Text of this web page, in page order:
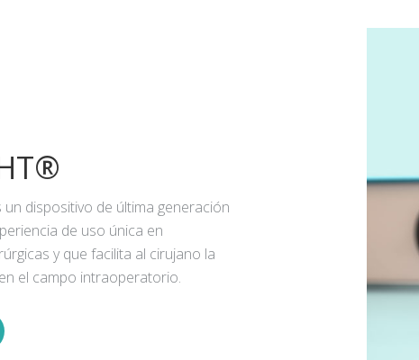
un dispositivo de última generación
de uso única en
y que facilita al cirujano la
el campo intraoperatorio.